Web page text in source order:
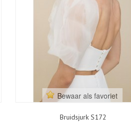
Bruidsjurk S172
Bewaar als favoriet